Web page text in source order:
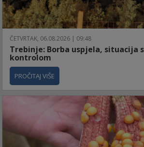
ČETVRTAK, 06.08.2026 | 09:48
Trebinje: Borba uspjela, situacija
kontrolom
PROČITAJ VIŠE